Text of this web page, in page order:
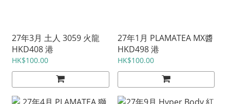
27年3月 土人 3059 火龍
HKD408 港
HK$100.00
27年1月 PLAMATEA MX醬
HKD498 港
HK$100.00